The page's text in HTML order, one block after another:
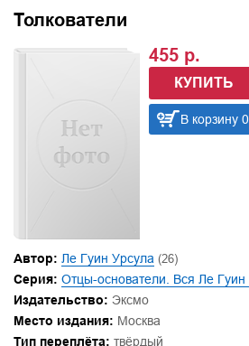
Толкователи
455 р.
КУПИТЬ
В корзину 0
Автор: Ле Гуин Урсула (26)
Серия: Отцы-основатели. Вся Ле Гуин
Издательство: Эксмо
Место издания: Москва
Тип переплёта: твёрдый